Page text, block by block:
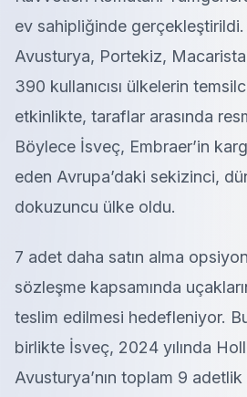
ev sahipliğinde
Avusturya, Portekiz,
390 kullanıcısı ülkelerin
etkinlikte, taraflar arasında
Böylece İsveç, Embraer’in
eden Avrupa’daki sekizinci,
dokuzuncu ülke oldu.
7 adet daha satın alma
sözleşme kapsamında
teslim edilmesi hedefleniyor.
birlikte İsveç, 2024 yılında
Avusturya’nın toplam 9